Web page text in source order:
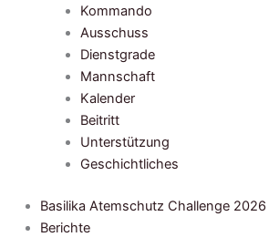
Kommando
Ausschuss
Dienstgrade
Mannschaft
Kalender
Beitritt
Unterstützung
Geschichtliches
Basilika Atemschutz Challenge 2026
Berichte